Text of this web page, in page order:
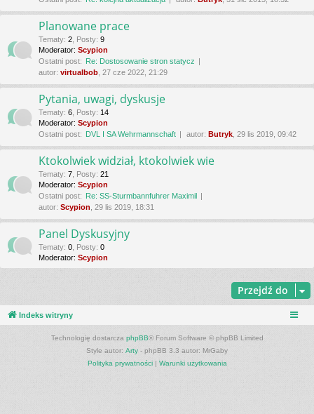
Planowane prace
Tematy: 2 Posty: 9
Moderator: Scypion
Ostatni post: Re: Dostosowanie stron statycz
autor: virtualbob , 27 cze 2022, 21:29
Pytania, uwagi, dyskusje
Tematy: 6 Posty: 14
Moderator: Scypion
Ostatni post: DVL I SA Wehrmannschaft autor: Butryk , 29 lis 2019, 09:42
Ktokolwiek widział, ktokolwiek wie
Tematy: 7 Posty: 21
Moderator: Scypion
Ostatni post: Re: SS-Sturmbannfuhrer Maximil
autor: Scypion , 29 lis 2019, 18:31
Panel Dyskusyjny
Tematy: 0 Posty: 0
Moderator: Scypion
Przejdź do
Indeks witryny
Technologię dostarcza phpBB® Forum Software © phpBB Limited
Style autor: Arty - phpBB 3.3 autor: MrGaby
Polityka prywatności| Warunki użytkowania